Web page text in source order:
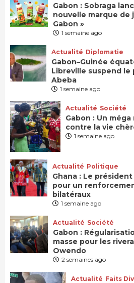
Gabon : Sobraga
nouvelle marque de
Gabon »
1 semaine ago
Actualité Diplomatie
Gabon–Guinée
Libreville suspend le
Abeba
1 semaine ago
Actualité Société
Gabon : Un
contre la vie
1 semaine ago
Actualité Politique
Ghana : Le
pour un
bilatéraux
1 semaine ago
Actualité Société
Gabon :
masse pour les
Owendo
2 semaines ago
Actualité Faits